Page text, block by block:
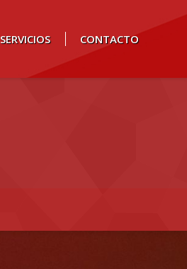
SERVICIOS CONTACTO